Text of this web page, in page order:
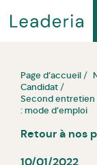
Page d’accueil
Candidat
Second entretien
: mode d’emploi
Retour à nos
10/01/2022